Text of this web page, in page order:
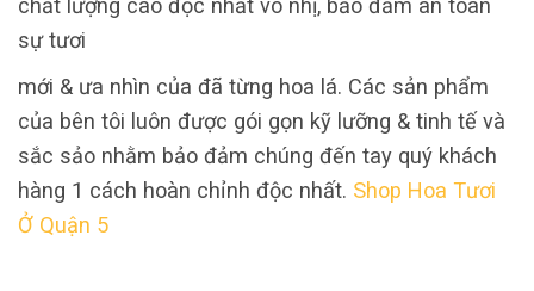
chất lượng cao độc nhất vô nhị, bảo đảm an toàn
sự tươi
mới & ưa nhìn của đã từng hoa lá. Các sản phẩm
của bên tôi luôn được gói gọn kỹ lưỡng & tinh tế và
sắc sảo nhằm bảo đảm chúng đến tay quý khách
hàng 1 cách hoàn chỉnh độc nhất. Shop Hoa Tươi
Ở Quận 5